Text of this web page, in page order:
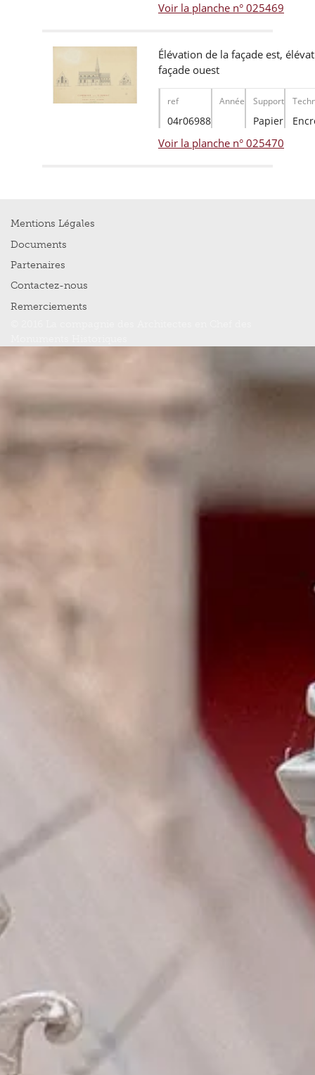
Voir la planche n° 025469
Élévation de la façade est,
façade ouest
ref Année Support
04r06988 Papier
Voir la planche n° 025470
Mentions Légales
Documents
Partenaires
Contactez-nous
Remerciements